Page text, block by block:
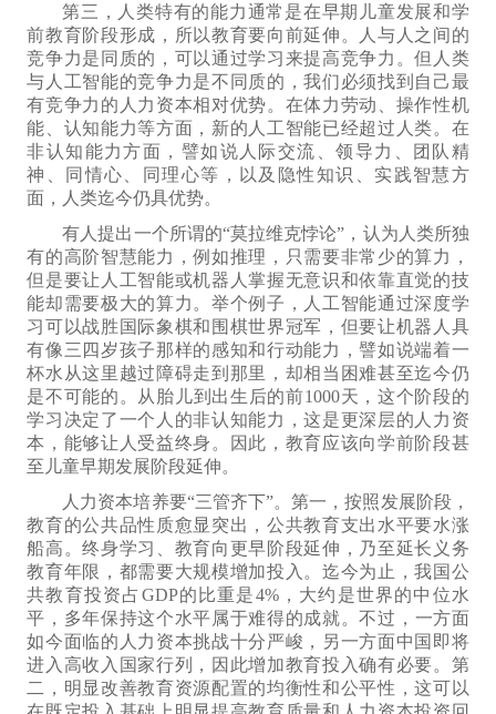
第三，人类特有的能力通常是在早期儿童发展和学
前教育阶段形成， 所以教育要向前延伸。人与人之间的
竞争力是同质的，可以通过学习来提高竞争力。但人类
与人工智能的竞争力是不同质的，我们必须找到自己最
有竞争力的人力资本相对优势。在体力劳动、操作性机
能、认知能力等方面，新的人工智能已经超过人类。在
非认知能力方面，譬如说 人际交流、领导力、团队精
神、同情心、同理心等，
以及 隐性知识、实践智慧方
面，人类迄今仍具优势。
有人提出一个所谓的“莫拉维克悖论”，认为人类所独
有的高阶智慧能力，例如推理，只需要非常少的算力，
但是要让人工智能或机器人掌握无意识和依靠直觉的技
能却需要极大的算力。举个例子，人工智能通过深度学
习可以战胜国际象棋和围棋世界冠军，但要让机器人 具
有像三四岁孩子那样的感知和行动能力，譬如说端着一
杯水从这里越过障碍走到那里，却相当困难甚至迄今仍
是不可能的。从胎儿到出生后的前1000天，这个阶段的
学习决定了一个人的非认知能力，这是更深层的人力资
本，能够让人受益终身。因此，教育应该向学前阶段甚
至儿童早期发展阶段延伸。
人力资本培养要“三管齐下”。第一，按照发展阶段，
教育的公共品性质愈显突出，公共教育支出水平要水涨
船高。终身学习、教育向更早阶段延伸， 乃至延长义务
教育年限， 都需要大规模增加投入。迄今为止，我国 公
共教育投资占GDP的比重是4%， 大约是世界的中位水
平 ， 多年保持这个水平属于难得的成就。不过 ， 一方面
如今面临的 人力资本挑战十分严峻 ， 另一方面中国即将
进入高收入国家行列，因此增加教育投入确有必要。第
二，明显改善教育资源配置的均衡性和公平性，这可以